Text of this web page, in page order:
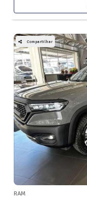
Compartilhar
RAM